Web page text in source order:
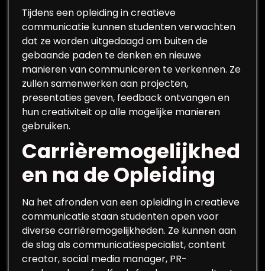
Tijdens een opleiding in creatieve
communicatie kunnen studenten verwachten
dat ze worden uitgedaagd om buiten de
gebaande paden te denken en nieuwe
manieren van communiceren te verkennen. Ze
zullen samenwerken aan projecten,
presentaties geven, feedback ontvangen en
hun creativiteit op alle mogelijke manieren
gebruiken.
Carrièremogelijkhed
en na de Opleiding
Na het afronden van een opleiding in creatieve
communicatie staan ​​studenten open voor
diverse carrièremogelijkheden. Ze kunnen aan
de slag als communicatiespecialist, content
creator, social media manager, PR-